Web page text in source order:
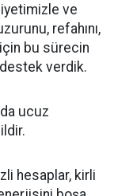
ve
refahını,
bu sürecin
verdik.
ucuz
hesaplar, kirli